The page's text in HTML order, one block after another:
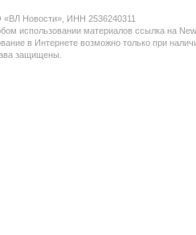
Новости», ИНН 2536240311
использовании материалов ссылка на
в Интернете возможно только при
защищены.